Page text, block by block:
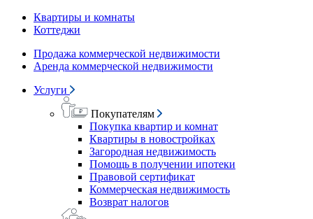
Квартиры и комнаты
Коттеджи
Продажа коммерческой недвижимости
Аренда коммерческой недвижимости
Услуги
Покупателям
Покупка квартир и комнат
Квартиры в новостройках
Загородная недвижимость
Помощь в получении ипотеки
Правовой сертификат
Коммерческая недвижимость
Возврат налогов